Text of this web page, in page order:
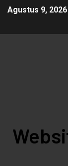
Agustus 9, 2026